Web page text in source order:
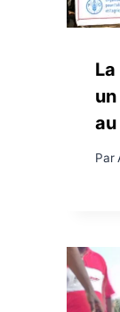
Par